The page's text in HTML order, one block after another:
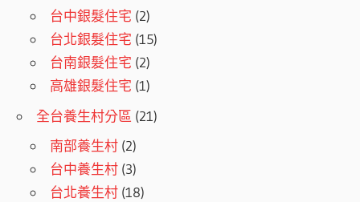
台中銀髮住宅 (2)
台北銀髮住宅 (15)
台南銀髮住宅 (2)
高雄銀髮住宅 (1)
全台養生村分區 (21)
南部養生村 (2)
台中養生村 (3)
台北養生村 (18)